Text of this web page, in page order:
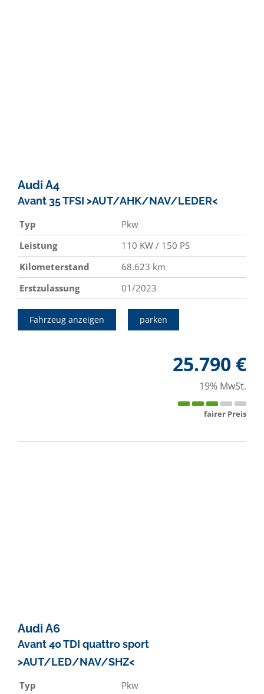
Audi A4
Avant 35 TFSI >AUT/AHK/NAV/LEDER<
Typ
Pkw
Leistung
110 KW / 150 PS
Kilometerstand
68.623 km
Erstzulassung
01/2023
Fahrzeug anzeigen parken
25.790 €
19% MwSt.
fairer Preis
Audi A6
Avant 40 TDI quattro sport
>AUT/LED/NAV/SHZ<
Typ
Pkw